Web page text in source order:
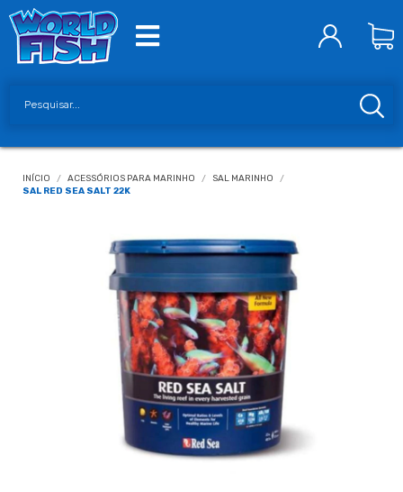
INÍCIO / ACESSÓRIOS PARA MARINHO / SAL MARINHO
/
SAL RED SEA SALT 22K